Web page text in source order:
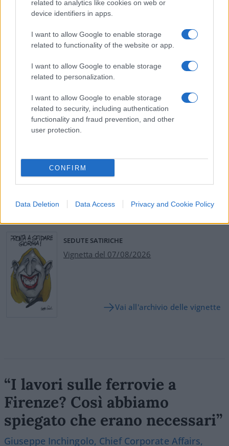
related to analytics like cookies on web or
device identifiers in apps.
I want to allow Google to enable storage
related to functionality of the website or app.
I want to allow Google to enable storage
related to personalization.
I want to allow Google to enable storage
related to security, including authentication
functionality and fraud prevention, and other
user protection.
CONFIRM
Data Deletion Data Access Privacy and Cookie Policy
pericolo. In definitiva, Iovino firma un saggio che
denso, mai ideologico.
Nicola Porro, Il Giornale 26 ottobre 2025
Nicolaporro.it è anche su Whatsapp. È
sufficientecliccare quiper iscriversi al canale ed
essere sempre aggiornati (gratis).
#GIORGIA MELONI
34
Leggi i commenti
SEDUTE SATIRICHE
Vignetta del 07/08/2026
Vai all'archivio delle vignette
“I lavori sulle ferrovie a
Firenze? Così abbiamo
spiegato che erano necessari”
Giuseppe Inchingolo, Chief Corporate Affairs,